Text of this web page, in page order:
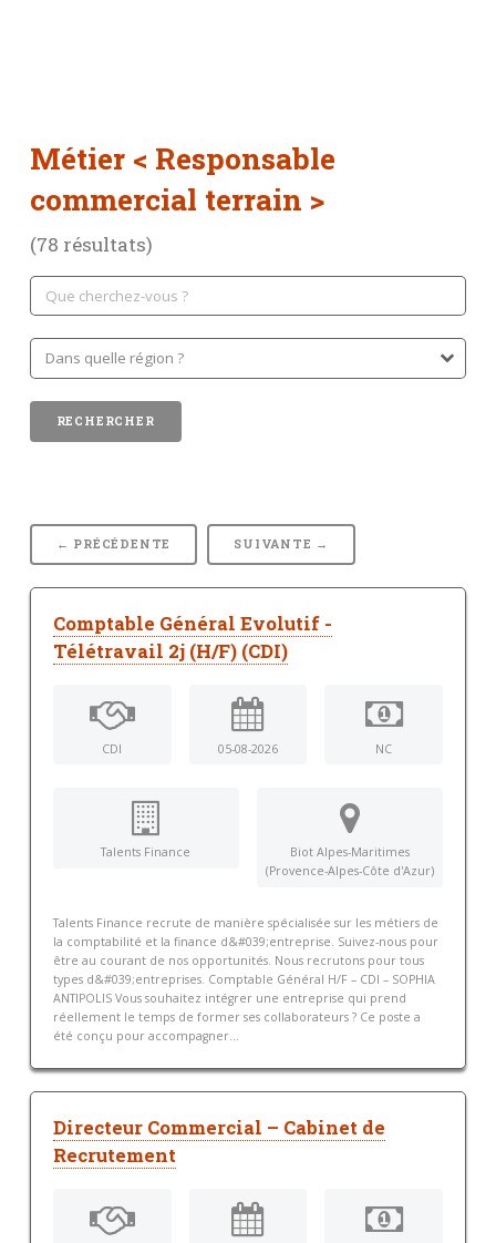
Métier < Responsable
commercial terrain >
(78 résultats)
← PRÉCÉDENTE SUIVANTE →
Comptable Général Evolutif -
Télétravail 2j (H/F) (CDI)
CDI 05-08-2026 NC
Talents Finance
Biot Alpes-Maritimes
(Provence-Alpes-Côte d'Azur)
Talents Finance recrute de manière spécialisée sur les métiers de
la comptabilité et la finance d&#039;entreprise. Suivez-nous pour
être au courant de nos opportunités. Nous recrutons pour tous
types d&#039;entreprises. Comptable Général H/F – CDI – SOPHIA
ANTIPOLIS Vous souhaitez intégrer une entreprise qui prend
réellement le temps de former ses collaborateurs ? Ce poste a
été conçu pour accompagner...
Directeur Commercial – Cabinet de
Recrutement